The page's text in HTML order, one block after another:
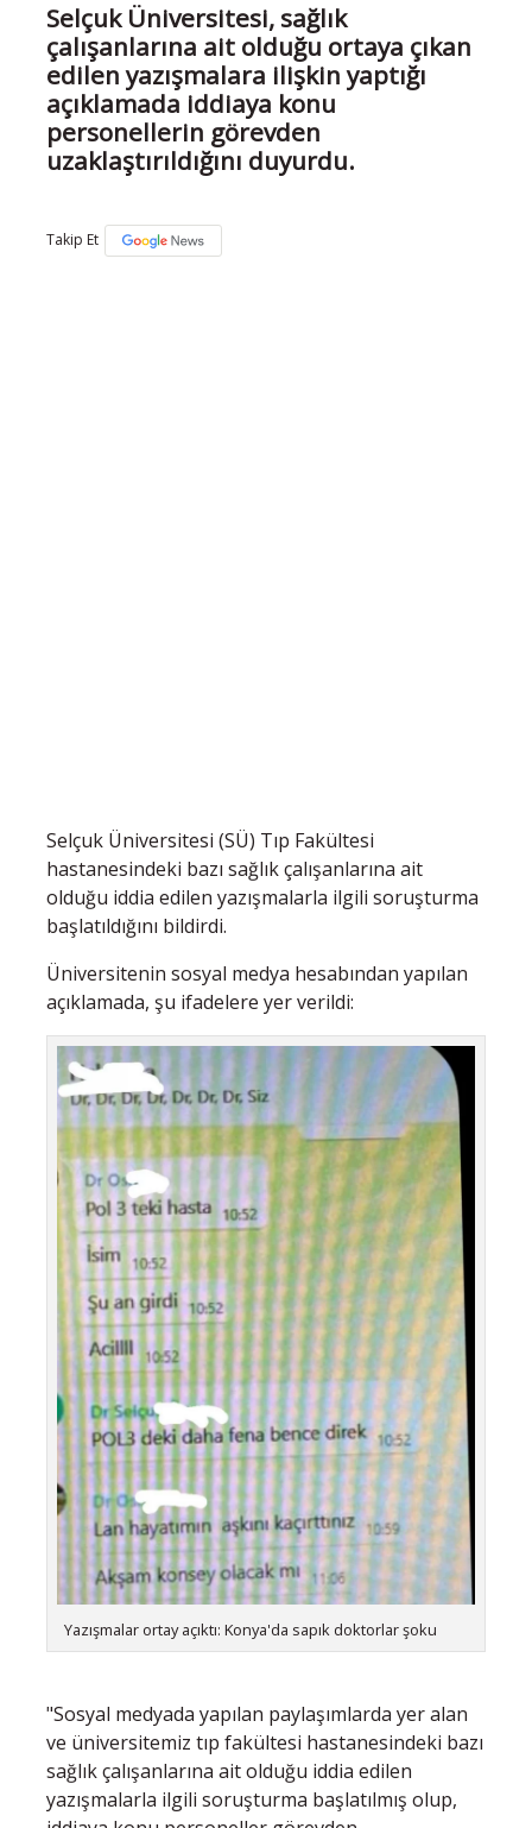
Selçuk Üniversitesi, sağlık
çalışanlarına ait olduğu ortaya çıkan
edilen yazışmalara ilişkin yaptığı
açıklamada iddiaya konu
personellerin görevden
uzaklaştırıldığını duyurdu.
Takip Et
Selçuk Üniversitesi (SÜ) Tıp Fakültesi
hastanesindeki bazı sağlık çalışanlarına ait
olduğu iddia edilen yazışmalarla ilgili soruşturma
başlatıldığını bildirdi.
Üniversitenin sosyal medya hesabından yapılan
açıklamada, şu ifadelere yer verildi:
Yazışmalar ortay açıktı: Konya'da sapık doktorlar şoku
"Sosyal medyada yapılan paylaşımlarda yer alan
ve üniversitemiz tıp fakültesi hastanesindeki bazı
sağlık çalışanlarına ait olduğu iddia edilen
yazışmalarla ilgili soruşturma başlatılmış olup,